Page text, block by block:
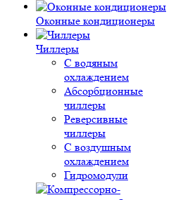
Оконные кондиционеры
Чиллеры
С водяным
охлаждением
Абсорбционные
чиллеры
Реверсивные
чиллеры
С воздушным
охлаждением
Гидромодули